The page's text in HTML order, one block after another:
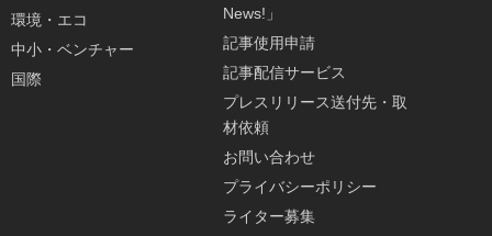
環境・エコ
中小・ベンチャー
国際
News!」
記事使用申請
記事配信サービス
プレスリリース送付先・取
材依頼
お問い合わせ
プライバシーポリシー
ライター募集